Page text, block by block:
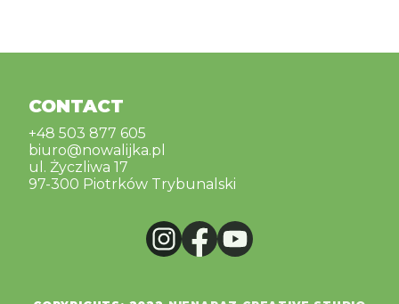
CONTACT
+48 503 877 605
biuro@nowalijka.pl
ul. Życzliwa 17
97-300 Piotrków Trybunalski